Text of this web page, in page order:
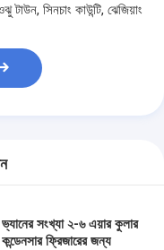
সিনচাং কাউন্টি, ঝেজিয়াং
ভ্যানের সংখ্যা ২-৬ এয়ার কুলার
কন্ডেনসার ফ্রিজারের জন্য